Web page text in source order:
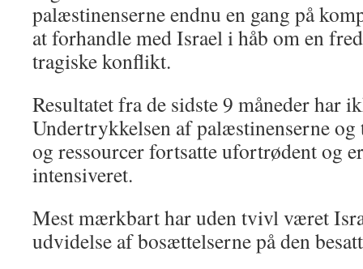
palæstinenserne endnu en gang på
at forhandle med Israel i håb om en
tragiske konflikt.
Resultatet fra de sidste 9 måneder har
Undertrykkelsen af palæstinenserne
og ressourcer fortsatte ufortrødent og
intensiveret.
Mest mærkbart har uden tvivl været
udvidelse af bosættelserne på den